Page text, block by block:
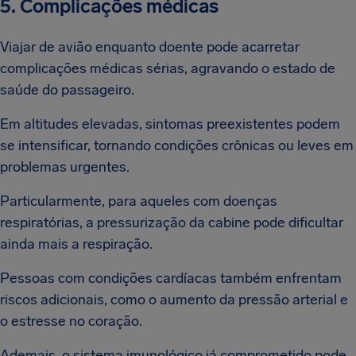
5. Complicações médicas
Viajar de avião enquanto doente pode acarretar
complicações médicas sérias, agravando o estado de
saúde do passageiro.
Em altitudes elevadas, sintomas preexistentes podem
se intensificar, tornando condições crônicas ou leves em
problemas urgentes.
Particularmente, para aqueles com doenças
respiratórias, a pressurização da cabine pode dificultar
ainda mais a respiração.
Pessoas com condições cardíacas também enfrentam
riscos adicionais, como o aumento da pressão arterial e
o estresse no coração.